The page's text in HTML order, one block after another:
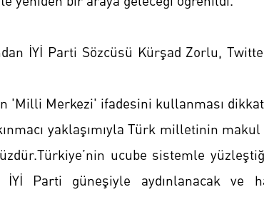
İYİ Parti Sözcüsü Kürşad Zorlu,
'Milli Merkezi' ifadesini kullanması
yaklaşımıyla Türk milletinin
ucube sistemle
Parti güneşiyle aydınlanacak ve